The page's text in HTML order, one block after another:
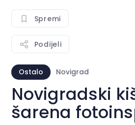
Spremi
Podijeli
Ostalo Novigrad
Novigradski
šarena